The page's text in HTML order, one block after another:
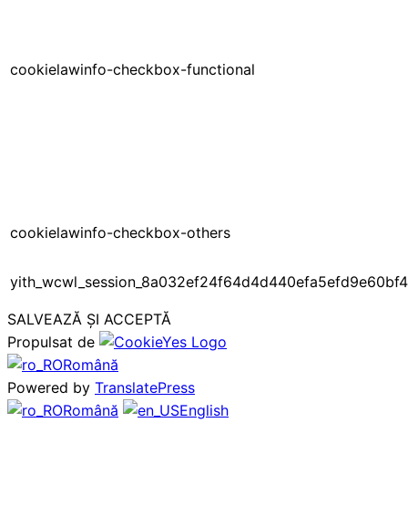
cookielawinfo-checkbox-functional
cookielawinfo-checkbox-others
yith_wcwl_session_8a032ef24f64d4d440efa5efd9e60bf4
SALVEAZĂ ȘI ACCEPTĂ
Propulsat de
Română
Powered by TranslatePress
Română
English